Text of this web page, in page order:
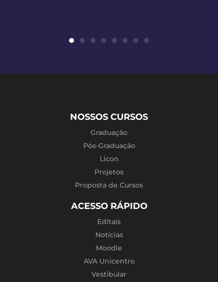
NOSSOS CURSOS
Graduação
Pós-Graduação
Licon
Projetos
Proposta de Cursos
ACESSO RÁPIDO
Editais
Notícias
Moodle
AVA Unicentro
Vestibular